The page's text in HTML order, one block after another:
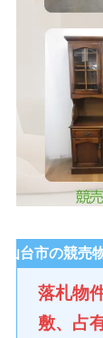
仙台市の競売
落札物
敷、占